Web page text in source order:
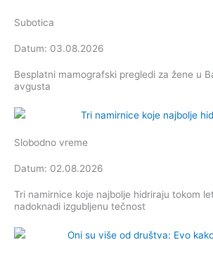
Subotica
Datum: 03.08.2026
Besplatni mamografski pregledi za žene u
avgusta
Slobodno vreme
Datum: 02.08.2026
Tri namirnice koje najbolje hidriraju tokom
nadoknadi izgubljenu tečnost